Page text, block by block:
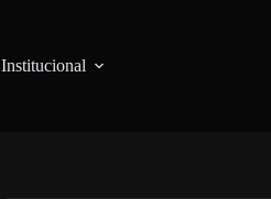
Institucional